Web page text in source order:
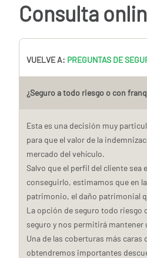
Consulta
VUELVE A: PREGUNTAS DE
¿Seguro a todo riesgo o con
Esta es una decisión muy
para que el valor de la
mercado del vehículo.
Salvo que el perfil del cliente
conseguirlo, estimamos que en
patrimonio, el daño patrimonial
La opción de seguro todo riesgo
seguro y nos permitirá mantener
Una de las coberturas más
obtendremos importantes